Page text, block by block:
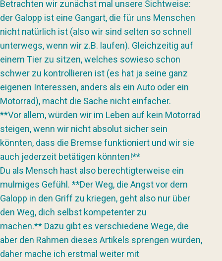
Betrachten wir zunächst mal unsere Sichtweise:
der Galopp ist eine Gangart, die für uns Menschen
nicht natürlich ist (also wir sind selten so schnell
unterwegs, wenn wir z.B. laufen). Gleichzeitig auf
einem Tier zu sitzen, welches sowieso schon
schwer zu kontrollieren ist (es hat ja seine ganz
eigenen Interessen, anders als ein Auto oder ein
Motorrad), macht die Sache nicht einfacher.
**Vor allem, würden wir im Leben auf kein Motorrad
steigen, wenn wir nicht absolut sicher sein
könnten, dass die Bremse funktioniert und wir sie
auch jederzeit betätigen könnten!**
Du als Mensch hast also berechtigterweise ein
mulmiges Gefühl. **Der Weg, die Angst vor dem
Galopp in den Griff zu kriegen, geht also nur über
den Weg, dich selbst kompetenter zu
machen.** Dazu gibt es verschiedene Wege, die
aber den Rahmen dieses Artikels sprengen würden,
daher mache ich erstmal weiter mit